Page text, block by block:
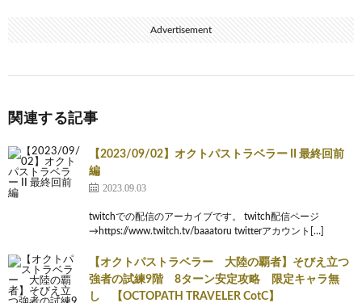
Advertisement
関連する記事
【2023/09/02】オクトパストラベラー II 最終回前
編
2023.09.03
twitchでの配信のアーカイブです。 twitch配信ページ
→https://www.twitch.tv/baaatoru twitterアカウント[…]
【オクトパストラベラー 大陸の覇者】そびえ立つ
強者の試練9階 8ターン安定攻略 限定キャラ無
し 【OCTOPATH TRAVELER CotC】